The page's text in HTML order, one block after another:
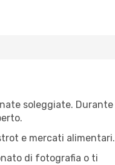
soleggiate. Durante
e mercati alimentari.
di fotografia o ti